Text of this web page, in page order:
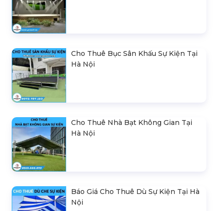
Cho Thuê Bục Sân Khấu Sự Kiện Tại
Hà Nội
Cho Thuê Nhà Bạt Không Gian Tại
Hà Nội
Báo Giá Cho Thuê Dù Sự Kiện Tại Hà
Nội